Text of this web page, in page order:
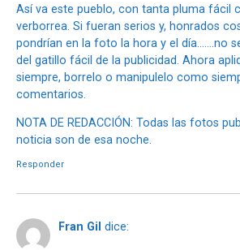
Así va este pueblo, con tanta pluma fácil
verborrea. Si fueran serios y, honrados
pondrían en la foto la hora y el día…….no
del gatillo fácil de la publicidad. Ahora
siempre, borrelo o manipulelo como
comentarios.
NOTA DE REDACCIÓN: Todas las fotos
noticia son de esa noche.
Responder
Fran Gil dice: